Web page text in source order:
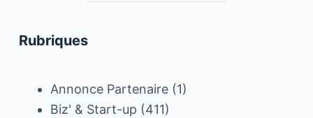
Rubriques
Annonce Partenaire(1)
Biz' & Start-up (411)